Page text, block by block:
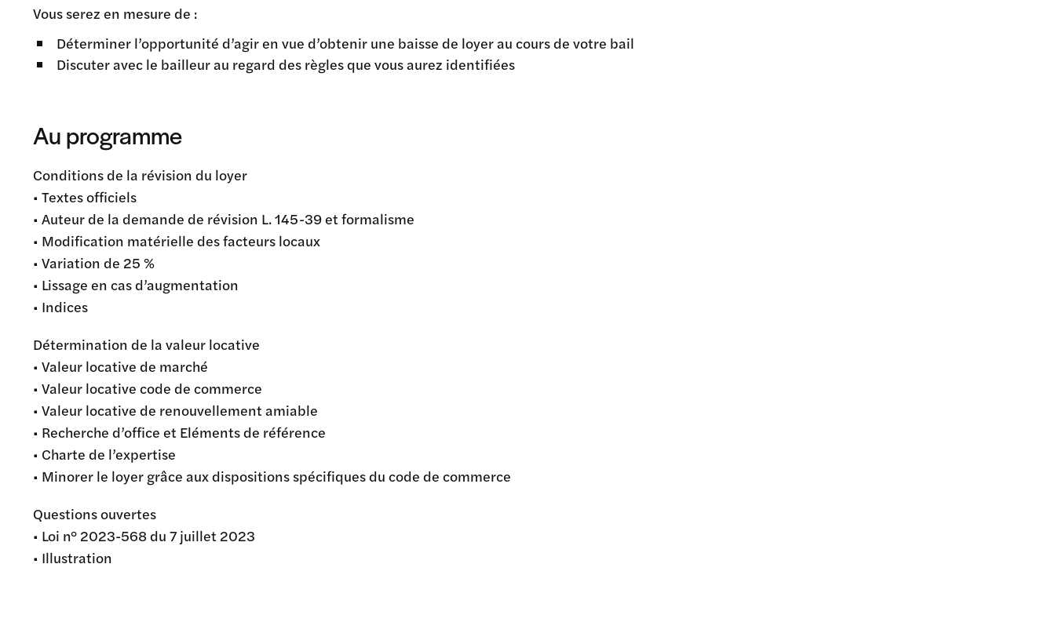
Vous serez en mesure de :
Déterminer l’opportunité d’agir en vue d’obtenir une baisse de loyer au cours de votre bail
Discuter avec le bailleur au regard des règles que vous aurez identifiées
Au programme
Conditions de la révision du loyer
• Textes officiels
• Auteur de la demande de révision L. 145-39 et formalisme
• Modification matérielle des facteurs locaux
• Variation de 25 %
• Lissage en cas d’augmentation
• Indices
Détermination de la valeur locative
• Valeur locative de marché
• Valeur locative code de commerce
• Valeur locative de renouvellement amiable
• Recherche d’office et Eléments de référence
• Charte de l’expertise
• Minorer le loyer grâce aux dispositions spécifiques du code de commerce
Questions ouvertes
• Loi n° 2023-568 du 7 juillet 2023
• Illustration